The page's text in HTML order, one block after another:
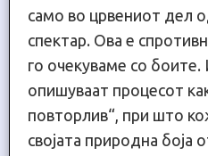
само во црвениот дел
спектар. Ова е
го очекуваме со боите.
опишуваат процесот
повторлив“, при што
својата природна боја